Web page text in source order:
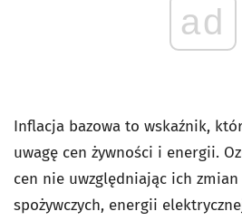
ad
Inflacja bazowa to wskaźnik,
uwagę cen żywności i energii.
cen nie uwzględniając ich
spożywczych, energii